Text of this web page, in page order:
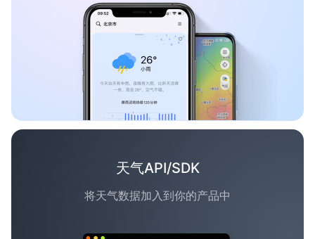
天气API/SDK
将天气数据加入到你的产品中